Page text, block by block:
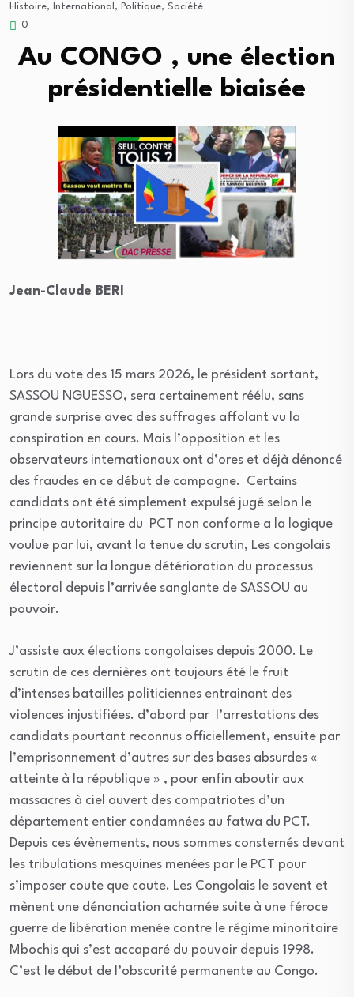
Histoire, International , Politique, Société
0
Au CONGO , une élection
présidentielle biaisée
Jean-Claude BERI
Lors du vote des 15 mars 2026, le président sortant,
SASSOU NGUESSO, sera certainement réélu, sans
grande surprise avec des suffrages affolant vu la
conspiration en cours. Mais l’opposition et les
observateurs internationaux ont d’ores et déjà dénoncé
des fraudes en ce début de campagne. Certains
candidats ont été simplement expulsé jugé selon le
principe autoritaire du PCT non conforme a la logique
voulue par lui, avant la tenue du scrutin, Les congolais
reviennent sur la longue détérioration du processus
électoral depuis l’arrivée sanglante de SASSOU au
pouvoir.
J’assiste aux élections congolaises depuis 2000. Le
scrutin de ces dernières ont toujours été le fruit
d’intenses batailles politiciennes entrainant des
violences injustifiées. d’abord par l’arrestations des
candidats pourtant reconnus officiellement, ensuite par
l’emprisonnement d’autres sur des bases absurdes «
atteinte à la république » , pour enfin aboutir aux
massacres à ciel ouvert des compatriotes d’un
département entier condamnées au fatwa du PCT.
Depuis ces évènements, nous sommes consternés devant
les tribulations mesquines menées par le PCT pour
s’imposer coute que coute. Les Congolais le savent et
mènent une dénonciation acharnée suite à une féroce
guerre de libération menée contre le régime minoritaire
Mbochis qui s’est accaparé du pouvoir depuis 1998.
C’est le début de l’obscurité permanente au Congo.